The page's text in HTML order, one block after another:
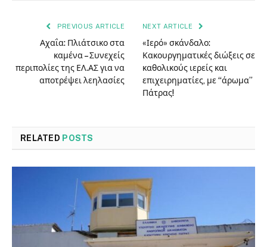
PREVIOUS ARTICLE
Αχαΐα: Πλιάτσικο στα
καμένα – Συνεχείς
περιπολίες της ΕΛ.ΑΣ για να
αποτρέψει λεηλασίες
NEXT ARTICLE
«Ιερό» σκάνδαλο:
Κακουργηματικές διώξεις σε
καθολικούς ιερείς και
επιχειρηματίες, με “άρωμα”
Πάτρας!
RELATED POSTS